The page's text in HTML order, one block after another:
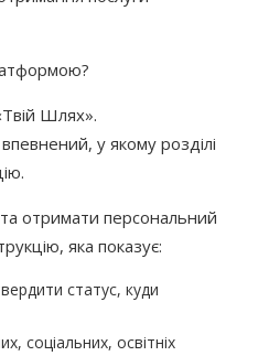
Шлях».
у якому розділі
отримати персональний
яка показує:
статус, куди
соціальних, освітніх